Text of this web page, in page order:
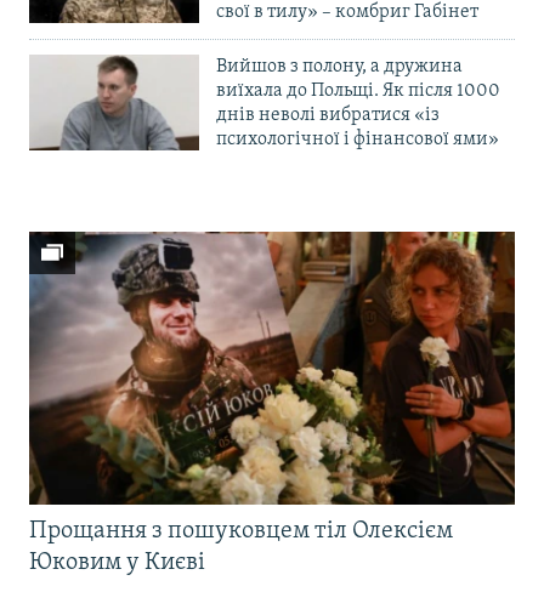
свої в тилу» – комбриг Габінет
Вийшов з полону, а дружина
виїхала до Польщі. Як після 1000
днів неволі вибратися «із
психологічної і фінансової ями»
Прощання з пошуковцем тіл Олексієм
Юковим у Києві